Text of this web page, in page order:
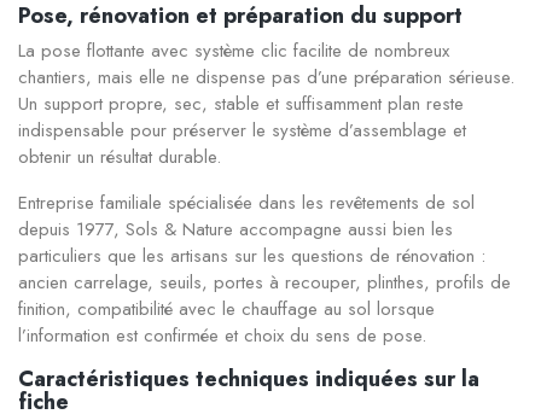
Pose, rénovation et préparation du support
La pose flottante avec système clic facilite de nombreux
chantiers, mais elle ne dispense pas d’une préparation sérieuse.
Un support propre, sec, stable et suffisamment plan reste
indispensable pour préserver le système d’assemblage et
obtenir un résultat durable.
Entreprise familiale spécialisée dans les revêtements de sol
depuis 1977, Sols & Nature accompagne aussi bien les
particuliers que les artisans sur les questions de rénovation :
ancien carrelage, seuils, portes à recouper, plinthes, profils de
finition, compatibilité avec le chauffage au sol lorsque
l’information est confirmée et choix du sens de pose.
Caractéristiques techniques indiquées sur la
fiche